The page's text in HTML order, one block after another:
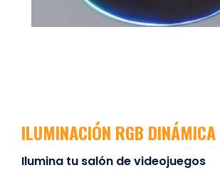
ILUMINACIÓN RGB DINÁMICA
Ilumina tu salón de videojuegos